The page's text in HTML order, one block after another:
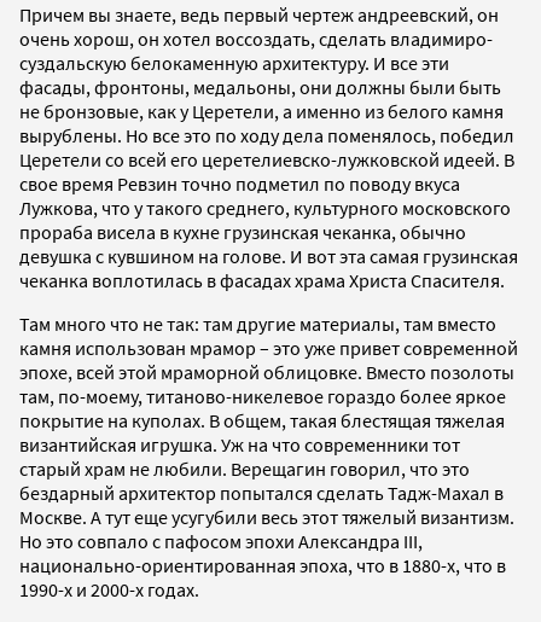
Причем вы знаете, ведь первый чертеж андреевский, он
очень хорош, он хотел воссоздать, сделать владимиро-
суздальскую белокаменную архитектуру. И все эти
фасады, фронтоны, медальоны, они должны были быть
не бронзовые, как у Церетели, а именно из белого камня
вырублены. Но все это по ходу дела поменялось, победил
Церетели со всей его церетелиевско-лужковской идеей. В
свое время Ревзин точно подметил по поводу вкуса
Лужкова, что у такого среднего, культурного московского
прораба висела в кухне грузинская чеканка, обычно
девушка с кувшином на голове. И вот эта самая грузинская
чеканка воплотилась в фасадах храма Христа Спасителя.
Там много что не так: там другие материалы, там вместо
камня использован мрамор – это уже привет современной
эпохе, всей этой мраморной облицовке. Вместо позолоты
там, по-моему, титаново-никелевое гораздо более яркое
покрытие на куполах. В общем, такая блестящая тяжелая
византийская игрушка. Уж на что современники тот
старый храм не любили. Верещагин говорил, что это
бездарный архитектор попытался сделать Тадж-Махал в
Москве. А тут еще усугубили весь этот тяжелый византизм.
Но это совпало с пафосом эпохи Александра III,
национально-ориентированная эпоха, что в 1880-х, что в
1990-х и 2000-х годах.